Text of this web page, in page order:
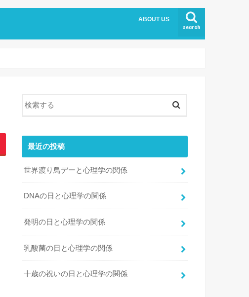
search
ABOUT US
最近の投稿
世界渡り鳥デーと心理学の関係
DNAの日と心理学の関係
発明の日と心理学の関係
乳酸菌の日と心理学の関係
十歳の祝いの日と心理学の関係